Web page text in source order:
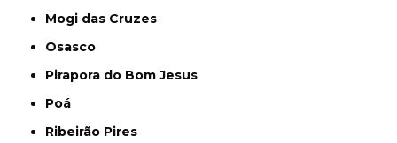
Mogi das Cruzes
Osasco
Pirapora do Bom Jesus
Poá
Ribeirão Pires